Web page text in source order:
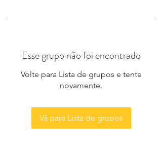
Esse grupo não foi encontrado
Volte para Lista de grupos e tente
novamente.
Vá para Lista de grupos